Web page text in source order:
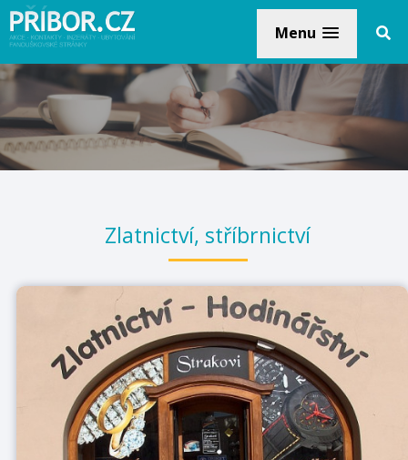
Menu
Zlatnictví, stříbrnictví